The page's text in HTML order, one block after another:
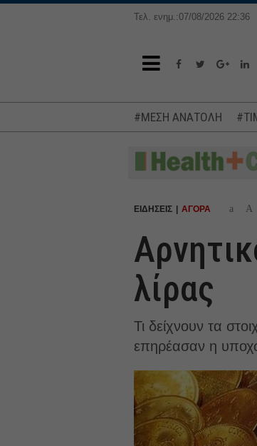
Τελ. ενημ.:07/08/2026 22:36
#ΜΕΣΗ ΑΝΑΤΟΛΗ
ΕΙΔΗΣΕΙΣ ΑΓΟΡΑ a A
λίρας
Τι δείχνουν τα
επηρέασαν η